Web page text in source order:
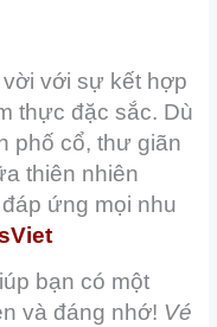
vời với sự kết hợp
thực đặc sắc. Dù
phố cổ, thư giãn
thiên nhiên
ứng mọi nhu
bạn có một
và đáng nhớ! Vé